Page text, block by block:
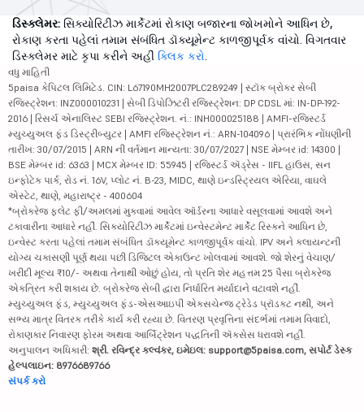
ડિસ્ક્લેમર: સિક્યોરિટીઝ માર્કેટમાં રોકાણ બજારના જોખમોને આધિન છે,
રોકાણ કરતા પહેલાં તમામ સંબંધિત ડૉક્યૂમેન્ટ કાળજીપૂર્વક વાંચો. વિગતવાર
ડિસ્ક્લેમર માટે કૃપા કરીને અહીં ક્લિક કરો.
વધુ માહિતી
5paisa કેપિટલ લિમિટેડ. CIN: L67190MH2007PLC289249 | સ્ટૉક બ્રોકર સેબી
રજિસ્ટ્રેશન: INZ000010231 | સેબી ડિપોઝિટરી રજિસ્ટ્રેશન: DP CDSL માં: IN-DP-192-
2016 | રિસર્ચ એનાલિસ્ટ SEBI રજિસ્ટ્રેશન. નં.: INH000025188 | AMFI-રજિસ્ટર્ડ
મ્યુચ્યુઅલ ફંડ ડિસ્ટ્રીબ્યુટર | AMFI રજિસ્ટ્રેશન નં.: ARN-104096 | પ્રારંભિક નોંધણીની
તારીખ: 30/07/2015 | ARN ની વર્તમાન માન્યતા: 30/07/2027 | NSE મેમ્બર id: 14300 |
BSE મેમ્બર id: 6363 | MCX મેમ્બર ID: 55945 | રજિસ્ટર્ડ ઍડ્રેસ - IIFL હાઉસ, સન
ઇન્ફોટેક પાર્ક, રોડ નં. 16V, પ્લોટ નં. B-23, MIDC, થાણે ઇન્ડસ્ટ્રિયલ એરિયા, વાઘલે
એસ્ટેટ, થાણે, મહારાષ્ટ્ર - 400604
*બ્રોકરેજ ફ્લેટ ફી/અમલમાં મુકવામાં આવેલ ઑર્ડરના આધારે વસૂલવામાં આવશે અને
ટકાવારીના આધારે નહીં. સિક્યોરિટીઝ માર્કેટમાં ઇન્વેસ્ટમેન્ટ માર્કેટ રિસ્કને આધિન છે,
ઇન્વેસ્ટ કરતા પહેલાં તમામ સંબંધિત ડૉક્યૂમેન્ટ કાળજીપૂર્વક વાંચો. IPV અને ક્લાયન્ટની
યોગ્ય ચકાસણી પૂર્ણ થયા પછી ડિજિટલ એકાઉન્ટ ખોલવામાં આવશે. જો શેરનું વેચાણ/
ખરીદી મૂલ્ય ₹10/- અથવા તેનાથી ઓછું હોય, તો પ્રતિ શેર મહત્તમ 25 પૈસા બ્રોકરેજ
એકત્રિત કરી શકાય છે. બ્રોકરેજ સેબી દ્વારા નિર્ધારિત મર્યાદાને વટાવશે નહીં.
મ્યુચ્યુઅલ ફંડ, મ્યુચ્યુઅલ ફંડ-એસઆઇપી એક્સચેન્જ ટ્રેડેડ પ્રૉડક્ટ નથી, અને
સભ્ય માત્ર વિતરક તરીકે કાર્ય કરી રહ્યા છે. વિતરણ પ્રવૃત્તિના સંદર્ભમાં તમામ વિવાદો,
રોકાણકાર નિવારણ ફોરમ અથવા આર્બિટ્રેશન પદ્ધતિની ઍક્સેસ ધરાવશે નહીં.
અનુપાલન અધિકારી: શ્રી. રવિન્દ્ર કલ્વંકર, ઇમેઇલ: support@5paisa.com, સપોર્ટ ડેસ્ક
હેલ્પલાઇન: 8976689766
સંપર્ક કરો